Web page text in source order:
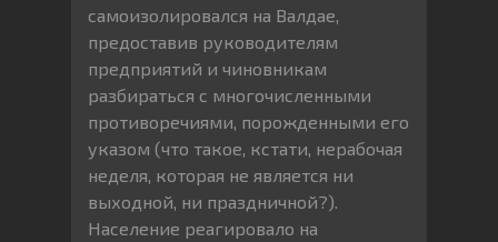
самоизолировался на Валдае,
предоставив руководителям
предприятий и чиновникам
разбираться с многочисленными
противоречиями, порожденными его
указом (что такое, кстати, нерабочая
неделя, которая не является ни
выходной, ни праздничной?).
Население реагировало на